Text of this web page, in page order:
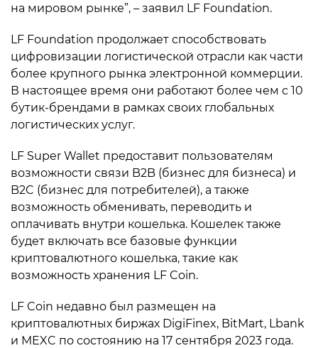
на мировом рынке”, – заявил LF Foundation.
LF Foundation продолжает способствовать
цифровизации логистической отрасли как части
более крупного рынка электронной коммерции.
В настоящее время они работают более чем с 10
бутик-брендами в рамках своих глобальных
логистических услуг.
LF Super Wallet предоставит пользователям
возможности связи B2B (бизнес для бизнеса) и
B2C (бизнес для потребителей), а также
возможность обменивать, переводить и
оплачивать внутри кошелька. Кошелек также
будет включать все базовые функции
криптовалютного кошелька, такие как
возможность хранения LF Coin.
LF Coin недавно был размещен на
криптовалютных биржах DigiFinex, BitMart, Lbank
и MEXC по состоянию на 17 сентября 2023 года.